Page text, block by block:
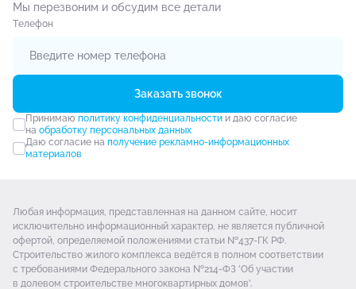
Мы перезвоним и обсудим все детали
Tелефон
Заказать звонок
Принимаю политику конфиденциальностии даю согласие
на обработку персональных данных
Даю согласие на получение рекламно-информационных
материалов
Любая информация, представленная на данном сайте, носит
исключительно информационный характер, не является публичной
офертой, определяемой положениями статьи №437-ГК РФ.
Строительство жилого комплекса ведётся в полном соответствии
с требованиями Федерального закона №214-ФЗ 'Об участии
в долевом строительстве многоквартирных домов'.